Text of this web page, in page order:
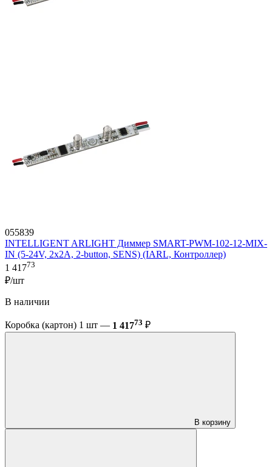
055839
INTELLIGENT ARLIGHT Диммер SMART-PWM-102-12-MIX-
IN (5-24V, 2x2A, 2-button, SENS) (IARL, Контроллер)
1 41773
₽/шт
В наличии
Коробка (картон) 1 шт — 1 41773 ₽
В корзину